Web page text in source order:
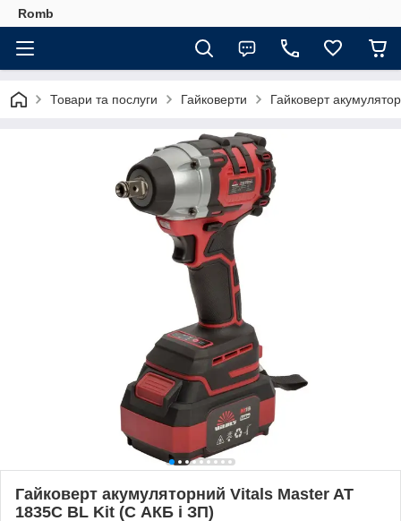
Romb
Товари та послуги Гайковерти Гайковерт
Гайковерт акумуляторний Vitals Master AT
1835C BL Kit (С АКБ і ЗП)